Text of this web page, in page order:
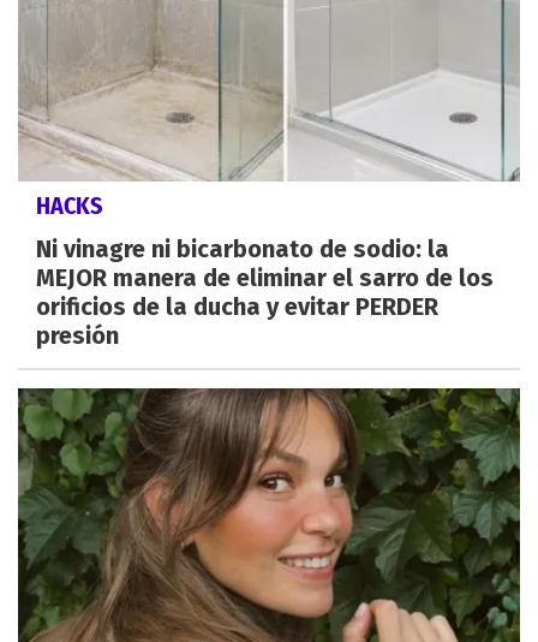
HACKS
Ni vinagre ni bicarbonato de sodio: la
MEJOR manera de eliminar el sarro de los
orificios de la ducha y evitar PERDER
presión